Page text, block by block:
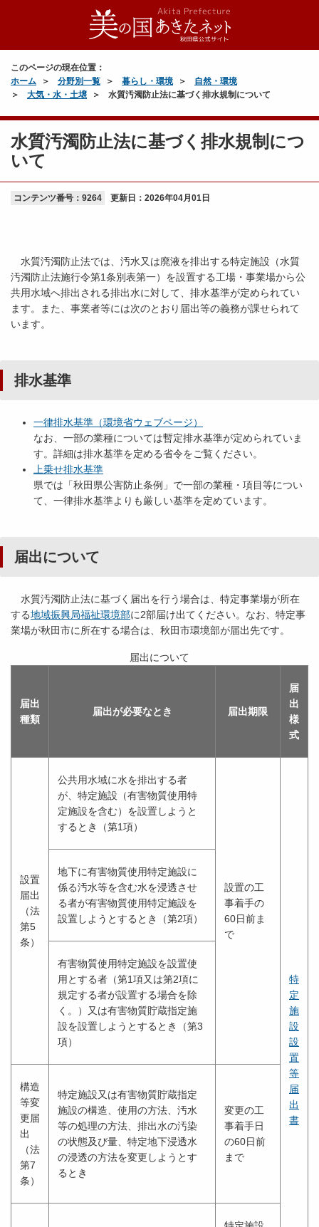
このページの現在位置：
ホーム
分野別一覧 暮らし・環境
自然・環境
大気・水・土壌
水質汚濁防止法に基づく排水規制について
水質汚濁防止法に基づく排水規制につ
いて
コンテンツ番号：9264 更新日： 2026年04月01日
水質汚濁防止法では、汚水又は廃液を排出する特定施設（水質
汚濁防止法施行令第1条別表第一）を設置する工場・事業場から公
共用水域へ排出される排出水に対して、排水基準が定められてい
ます。また、事業者等には次のとおり届出等の義務が課せられて
います。
排水基準
一律排水基準（環境省ウェブページ）
なお、一部の業種については暫定排水基準が定められていま
す。詳細は排水基準を定める省令をご覧ください。
上乗せ排水基準
県では「秋田県公害防止条例」で一部の業種・項目等につい
て、一律排水基準よりも厳しい基準を定めています。
届出について
水質汚濁防止法に基づく届出を行う場合は、特定事業場が所在
する地域振興局福祉環境部に2部届け出てください。なお、特定事
業場が秋田市に所在する場合は、秋田市環境部が届出先です。
届出
種類
届出が必要なとき 届出期限
届
出
様
式
届出について
設置
届出
（法
第5
条）
公共用水域に水を排出する者
が、特定施設（有害物質使用特
定施設を含む）を設置しようと
するとき（第1項）
設置の工
事着手の
60日前ま
で
特
定
施
設
設
置
等
届
出
書
地下に有害物質使用特定施設に
係る汚水等を含む水を浸透させ
る者が有害物質使用特定施設を
設置しようとするとき（第2項）
有害物質使用特定施設を設置使
用とする者（第1項又は第2項に
規定する者が設置する場合を除
く。）又は有害物質貯蔵指定施
設を設置しようとするとき（第3
項）
構造
等変
更届
出
（法
第7
条）
特定施設又は有害物質貯蔵指定
施設の構造、使用の方法、汚水
等の処理の方法、排出水の汚染
の状態及び量、特定地下浸透水
の浸透の方法を変更しようとす
るとき
変更の工
事着手日
の60日前
まで